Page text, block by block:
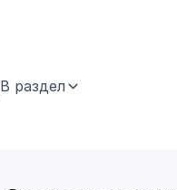
В раздел